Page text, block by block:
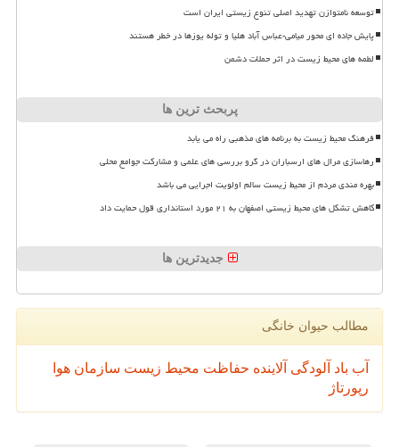
توسعه نامتوازن تهدید اصلی تنوع زیستی ایران است
پایش جاده ای محور میامی-عباس آباد هلیا و توله یوزها در خطر هستند
لطمه های محیط زیست در اثر حملات دشمن
پربحث ترین ها
فرهنگ محیط زیست به برنامه های مذهبی راه می یابد
رهاسازی مرال های ارسباران در گرو بررسی های علمی و مشارکت جوامع محلی
بهره مندی مردم از محیط زیست سالم اولویت اجرایی می باشد
کاهش تشکل های محیط زیستی اصفهان به ۲۱ مورد استانداری قول حمایت داد
جدیدترین ها
مطالب حیوان خانگی
آب باد آلودگی آلاینده حفاظت محیط زیست سازمان هوا
رپورتاژ